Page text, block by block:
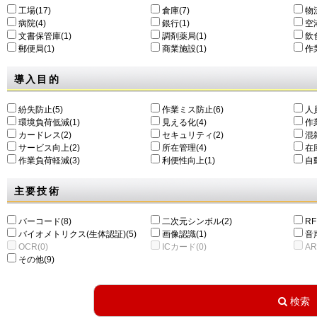
工場(17) 倉庫(7)
物
病院(4)
銀行(1)
空
文書保管庫(1)
調剤薬局(1)
飲
郵便局(1)
商業施設(1) 作
導入目的
紛失防止(5) 作業ミス防止(6)
人
環境負荷低減(1)
⾒える化(4)
作
カードレス(2)
セキュリティ(2)
混
サービス向上(2)
所在管理(4)
在
作業負荷軽減(3)
利便性向上(1) 自
主要技術
バーコード(8) 二次元シンボル(2)
バイオメトリクス(生体認証)(5)
画像認識(1)
音
OCR(0)
ICカード(0)
その他(9)